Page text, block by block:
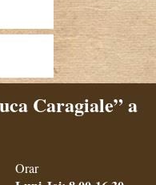
Caragiale” a
Orar